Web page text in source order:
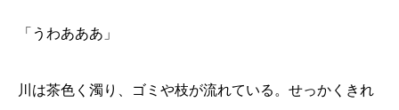
「うわあああ」
川は茶色く濁り、ゴミや枝が流れている。せっかくきれ